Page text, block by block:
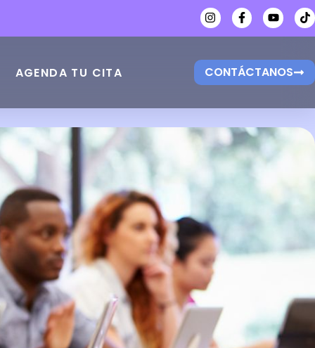
AGENDA TU CITA CONTÁCTANOS